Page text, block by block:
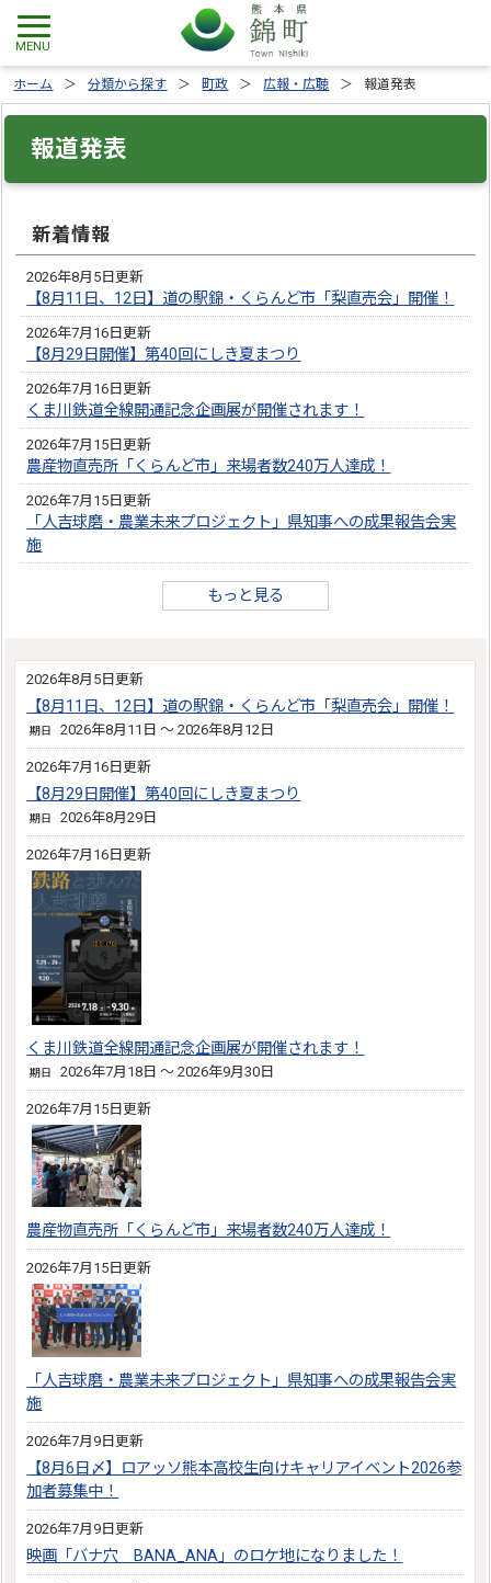
ホーム 分類から探す 町政 広報・広聴 報道発表
報道発表
新着情報
2026年8月5日更新
【8月11日、12日】道の駅錦・くらんど市「梨直売会」開催！
2026年7月16日更新
【8月29日開催】第40回にしき夏まつり
2026年7月16日更新
くま川鉄道全線開通記念企画展が開催されます！
2026年7月15日更新
農産物直売所「くらんど市」来場者数240万人達成！
2026年7月15日更新
「人吉球磨・農業未来プロジェクト」県知事への成果報告会実
施
もっと見る
2026年8月5日更新
【8月11日、12日】道の駅錦・くらんど市「梨直売会」開催！
期日 2026年8月11日 ～ 2026年8月12日
2026年7月16日更新
【8月29日開催】第40回にしき夏まつり
期日 2026年8月29日
2026年7月16日更新
くま川鉄道全線開通記念企画展が開催されます！
期日 2026年7月18日 ～ 2026年9月30日
2026年7月15日更新
農産物直売所「くらんど市」来場者数240万人達成！
2026年7月15日更新
「人吉球磨・農業未来プロジェクト」県知事への成果報告会実
施
2026年7月9日更新
【8月6日〆】ロアッソ熊本高校生向けキャリアイベント2026参
加者募集中！
2026年7月9日更新
映画「バナ穴 BANA_ANA」のロケ地になりました！